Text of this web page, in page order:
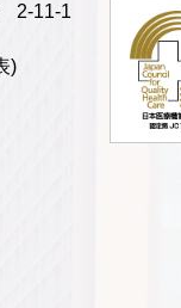
2-11-1
)